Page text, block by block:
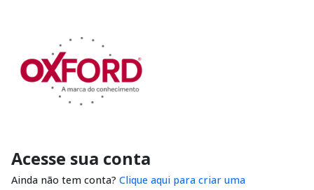
Acesse sua conta
Ainda não tem conta? Clique aqui para criar uma